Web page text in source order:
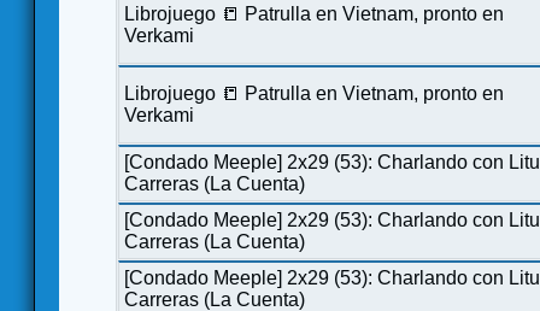
Librojuego 📒 Patrulla en Vietnam, pronto en
Verkami
Librojuego 📒 Patrulla en Vietnam, pronto en
Verkami
[Condado Meeple] 2x29 (53): Charlando con
Carreras (La Cuenta)
[Condado Meeple] 2x29 (53): Charlando con
Carreras (La Cuenta)
[Condado Meeple] 2x29 (53): Charlando con
Carreras (La Cuenta)